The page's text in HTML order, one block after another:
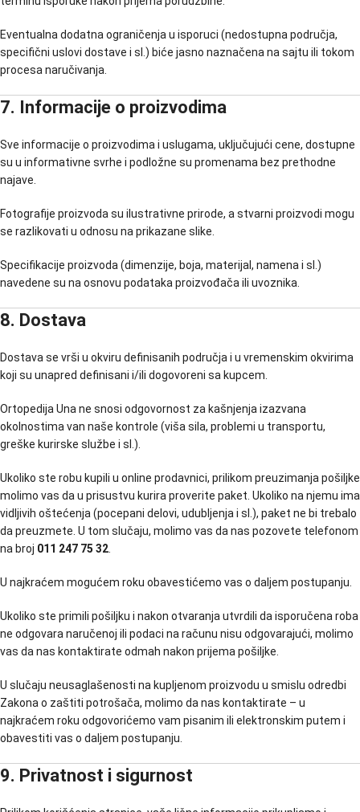
Eventualna dodatna ograničenja u isporuci (nedostupna područja,
specifični uslovi dostave i sl.) biće jasno naznačena na sajtu ili tokom
procesa naručivanja.
7. Informacije o proizvodima
Sve informacije o proizvodima i uslugama, uključujući cene, dostupne
su u informativne svrhe i podložne su promenama bez prethodne
najave.
Fotografije proizvoda su ilustrativne prirode, a stvarni proizvodi mogu
se razlikovati u odnosu na prikazane slike.
Specifikacije proizvoda (dimenzije, boja, materijal, namena i sl.)
navedene su na osnovu podataka proizvođača ili uvoznika.
8. Dostava
Dostava se vrši u okviru definisanih područja i u vremenskim okvirima
koji su unapred definisani i/ili dogovoreni sa kupcem.
Ortopedija Una ne snosi odgovornost za kašnjenja izazvana
okolnostima van naše kontrole (viša sila, problemi u transportu,
greške kurirske službe i sl.).
Ukoliko ste robu kupili u online prodavnici, prilikom preuzimanja pošiljke
molimo vas da u prisustvu kurira proverite paket. Ukoliko na njemu ima
vidljivih oštećenja (pocepani delovi, udubljenja i sl.), paket ne bi trebalo
da preuzmete. U tom slučaju, molimo vas da nas pozovete telefonom
na broj 011 247 75 32
U najkraćem mogućem roku obavestićemo vas o daljem postupanju.
Ukoliko ste primili pošiljku i nakon otvaranja utvrdili da isporučena roba
ne odgovara naručenoj ili podaci na računu nisu odgovarajući, molimo
vas da nas kontaktirate odmah nakon prijema pošiljke.
U slučaju neusaglašenosti na kupljenom proizvodu u smislu odredbi
Zakona o zaštiti potrošača, molimo da nas kontaktirate – u
najkraćem roku odgovorićemo vam pisanim ili elektronskim putem i
obavestiti vas o daljem postupanju.
9. Privatnost i sigurnost